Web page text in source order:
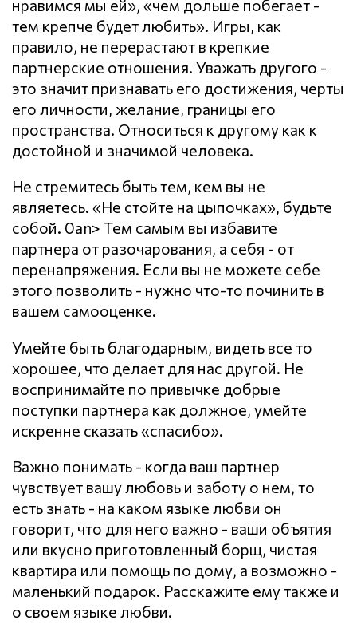
нравимся мы ей», «чем дольше побегает -
тем крепче будет любить». Игры, как
правило, не перерастают в крепкие
партнерские отношения. Уважать другого -
это значит признавать его достижения, черты
его личности, желание, границы его
пространства. Относиться к другому как к
достойной и значимой человека.
Не стремитесь быть тем, кем вы не
являетесь. «Не стойте на цыпочках», будьте
собой. 0an> Тем самым вы избавите
партнера от разочарования, а себя - от
перенапряжения. Если вы не можете себе
этого позволить - нужно что-то починить в
вашем самооценке.
Умейте быть благодарным, видеть все то
хорошее, что делает для нас другой. Не
воспринимайте по привычке добрые
поступки партнера как должное, умейте
искренне сказать «спасибо».
Важно понимать - когда ваш партнер
чувствует вашу любовь и заботу о нем, то
есть знать - на каком языке любви он
говорит, что для него важно - ваши объятия
или вкусно приготовленный борщ, чистая
квартира или помощь по дому, а возможно -
маленький подарок. Расскажите ему также и
о своем языке любви.